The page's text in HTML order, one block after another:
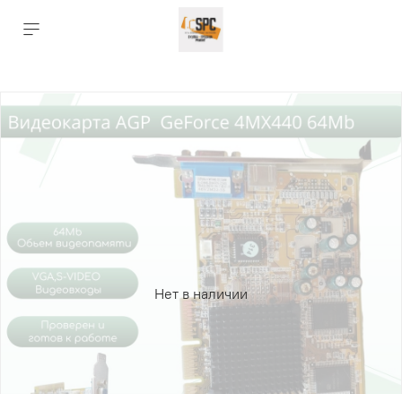
Нет в наличии